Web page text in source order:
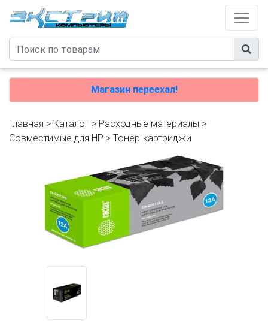
Магазин переехал!
Главная > Каталог > Расходные материалы >
Совместимые для HP > Тонер-картриджи